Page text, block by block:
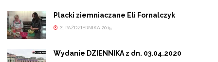
Placki ziemniaczane Eli Fornalczyk
21 PAŹDZIERNIKA 2015
Wydanie DZIENNIKA z dn. 03.04.2020